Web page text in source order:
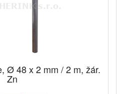
Ø 48 x 2 mm / 2 m, žár.
Zn